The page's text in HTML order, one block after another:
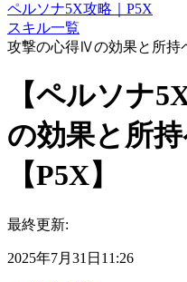
ペルソナ5X攻略｜P5X
スキル一覧
攻撃の心得Ⅳの効果と所持
【ペルソナ
の効果と所
【P5X】
最終更新:
2025年7月31日11:26